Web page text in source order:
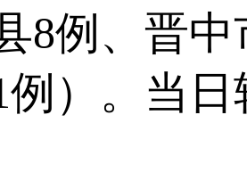
8例、晋中
）。当